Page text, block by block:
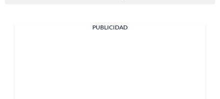
PUBLICIDAD